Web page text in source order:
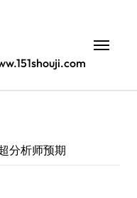
分析师预期